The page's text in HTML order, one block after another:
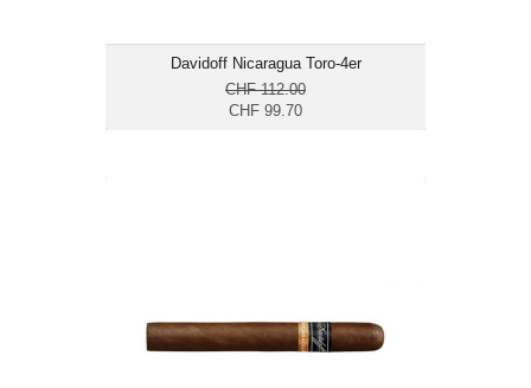
Davidoff Nicaragua Toro-4er
CHF 112.00
CHF 99.70
Ringmass: 34
Länge: 10.4